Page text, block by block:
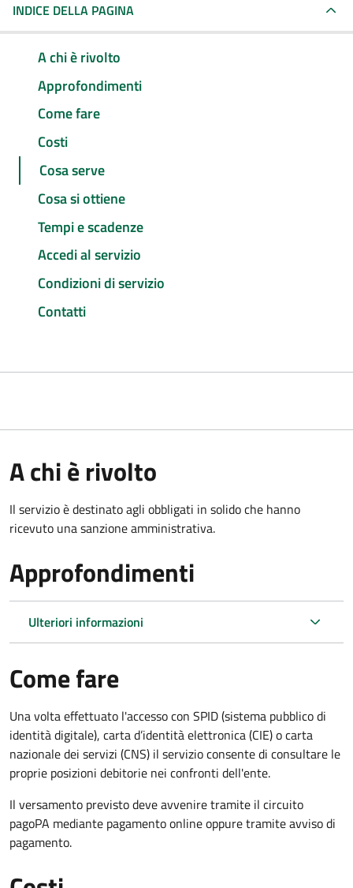
INDICE DELLA PAGINA
A chi è rivolto
Approfondimenti
Come fare
Costi
Cosa serve
Cosa si ottiene
Tempi e scadenze
Accedi al servizio
Condizioni di servizio
Contatti
A chi è rivolto
Il servizio è destinato agli obbligati in solido che hanno
ricevuto una sanzione amministrativa.
Approfondimenti
Ulteriori informazioni
Come fare
Una volta effettuato l'accesso con SPID (sistema pubblico di
identità digitale), carta d’identità elettronica (CIE) o carta
nazionale dei servizi (CNS) il servizio consente di consultare le
proprie posizioni debitorie nei confronti dell'ente.
Il versamento previsto deve avvenire tramite il circuito
pagoPA mediante pagamento online oppure tramite avviso di
pagamento.